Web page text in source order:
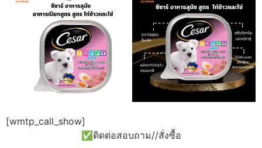
[wmtp_call_show]
✅ติดต่อสอบถาม//สั่งซื้อ